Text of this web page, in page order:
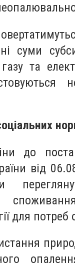
суми
та
до
від
для